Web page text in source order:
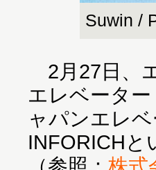
Suwin /
2月27日、
エレベータ
ャパンエレ
INFORICHと